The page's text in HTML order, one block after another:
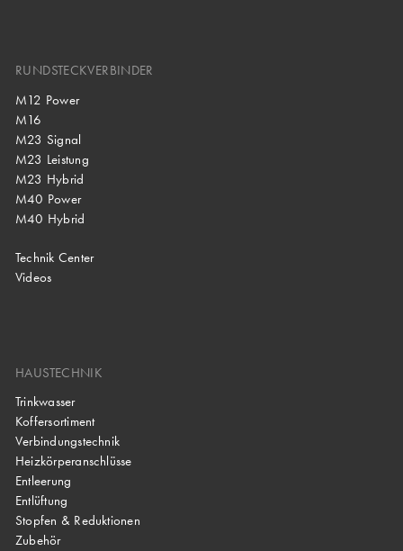
RUNDSTECKVERBINDER
M12 Power
M16
M23 Signal
M23 Leistung
M23 Hybrid
M40 Power
M40 Hybrid
Technik Center
Videos
HAUSTECHNIK
Trinkwasser
Koffersortiment
Verbindungstechnik
Heizkörperanschlüsse
Entleerung
Entlüftung
Stopfen & Reduktionen
Zubehör